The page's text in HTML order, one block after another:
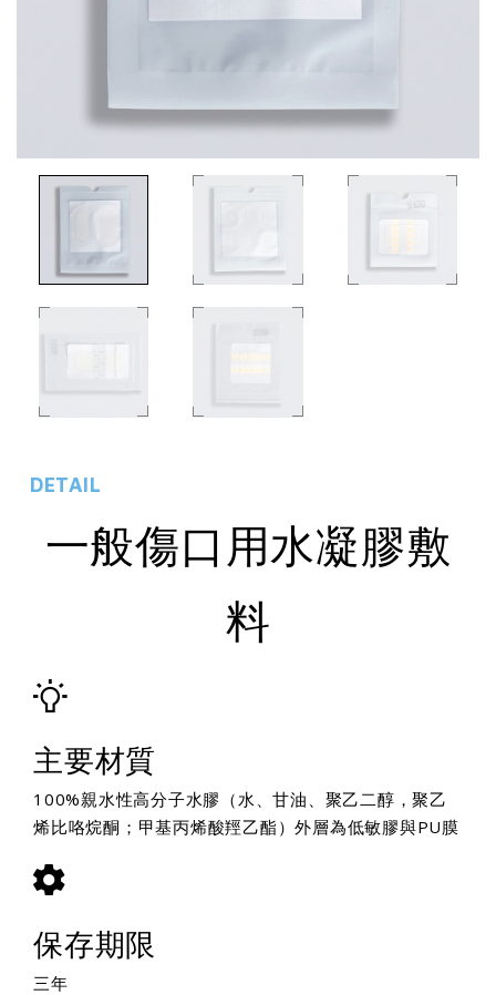
DETAIL
一般傷口用水凝膠敷
料
主要材質
100%親水性高分子水膠（水、甘油、聚乙二醇，聚乙
烯比咯烷酮；甲基丙烯酸羥乙酯）外層為低敏膠與PU膜
保存期限
三年